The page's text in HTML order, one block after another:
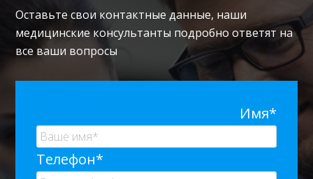
Оставьте свои контактные данные, наши
медицинские консультанты подробно ответят на
все ваши вопросы
Имя*
Телефон*